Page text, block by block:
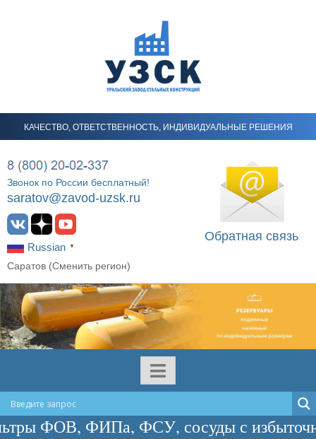
КАЧЕСТВО, ОТВЕТСТВЕННОСТЬ, ИНДИВИДУАЛЬНЫЕ РЕШЕНИЯ
Звонок по России бесплатный!
saratov@zavod-uzsk.ru
Russian ▼
Обратная связь
Саратов (Сменить регион)
ФСУ, сосуды с избыточным